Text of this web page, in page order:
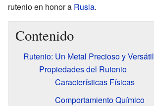
rutenio en honor a Rusia.
Contenido
Rutenio: Un Metal Precioso y Versátil
Propiedades del Rutenio
Características Físicas
Comportamiento Químico